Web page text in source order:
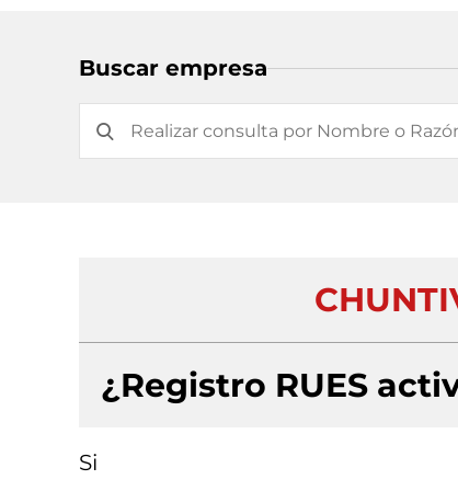
Buscar empresa
¿Registro RUES
Si